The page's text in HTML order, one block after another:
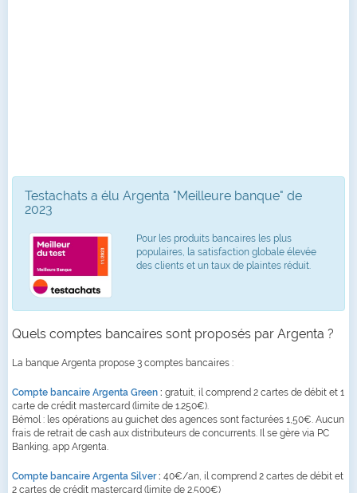
Testachats a élu Argenta "Meilleure banque" de
2023
Pour les produits bancaires les plus
populaires, la satisfaction globale élevée
des clients et un taux de plaintes réduit.
Quels comptes bancaires sont proposés par Argenta ?
La banque Argenta propose 3 comptes bancaires :
Compte bancaire Argenta Green : gratuit, il comprend 2 cartes de débit et 1
carte de crédit mastercard (limite de 1.250€).
Bémol : les opérations au guichet des agences sont facturées 1,50€. Aucun
frais de retrait de cash aux distributeurs de concurrents. Il se gère via PC
Banking, app Argenta.
Compte bancaire Argenta Silver: 40€/an, il comprend 2 cartes de débit et
2 cartes de crédit mastercard (limite de 2.500€)